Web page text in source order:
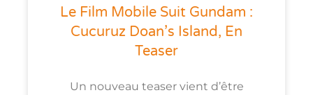
Le Film Mobile Suit Gundam :
Cucuruz Doan’s Island, En
Teaser
Un nouveau teaser vient d’être